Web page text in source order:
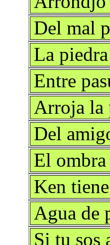
Del mal
La
Entre
Arroja la
Del
El ombra
Ken
Agua de
Si tu sos